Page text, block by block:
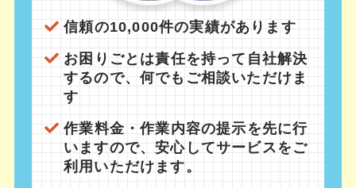
信頼の10,000件の実績があります
お困りごとは責任を持って自社解決
するので、何でもご相談いただけま
す
作業料金・作業内容の提示を先に行
いますので、安心してサービスをご
利用いただけます。